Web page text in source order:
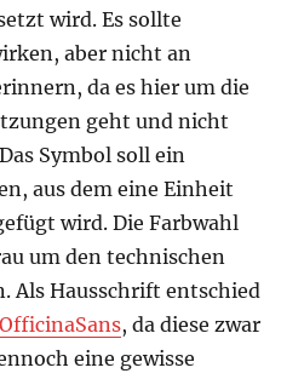
wird. Es sollte
aber nicht an
da es hier um die
geht und nicht
Symbol soll ein
aus dem eine Einheit
wird. Die Farbwahl
um den technischen
Als Hausschrift entschied
, da diese zwar
eine gewisse